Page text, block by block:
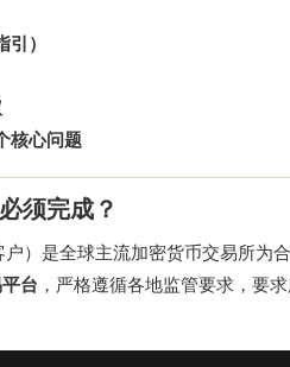
）
核心问题
须完成？
）是全球主流加密货币交易所为
台 ，严格遵循各地监管要求，要